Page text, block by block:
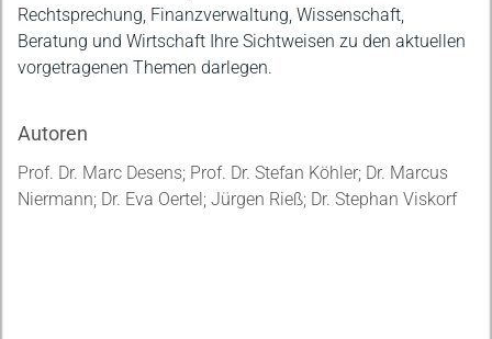
Rechtsprechung, Finanzverwaltung, Wissenschaft,
Beratung und Wirtschaft Ihre Sichtweisen zu den aktuellen
vorgetragenen Themen darlegen.
Autoren
Prof. Dr. Marc Desens; Prof. Dr. Stefan Köhler; Dr. Marcus
Niermann; Dr. Eva Oertel; Jürgen Rieß; Dr. Stephan Viskorf